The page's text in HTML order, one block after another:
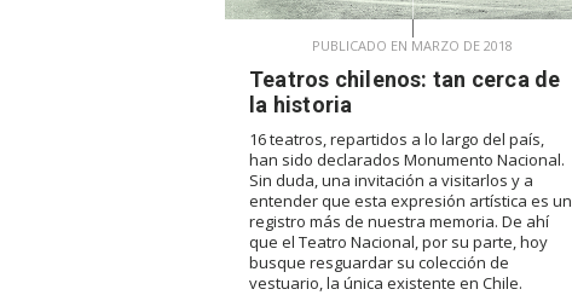
PUBLICADO EN MARZO DE 2018
Teatros chilenos: tan cerca de
la historia
16 teatros, repartidos a lo largo del país,
han sido declarados Monumento Nacional.
Sin duda, una invitación a visitarlos y a
entender que esta expresión artística es un
registro más de nuestra memoria. De ahí
que el Teatro Nacional, por su parte, hoy
busque resguardar su colección de
vestuario, la única existente en Chile.